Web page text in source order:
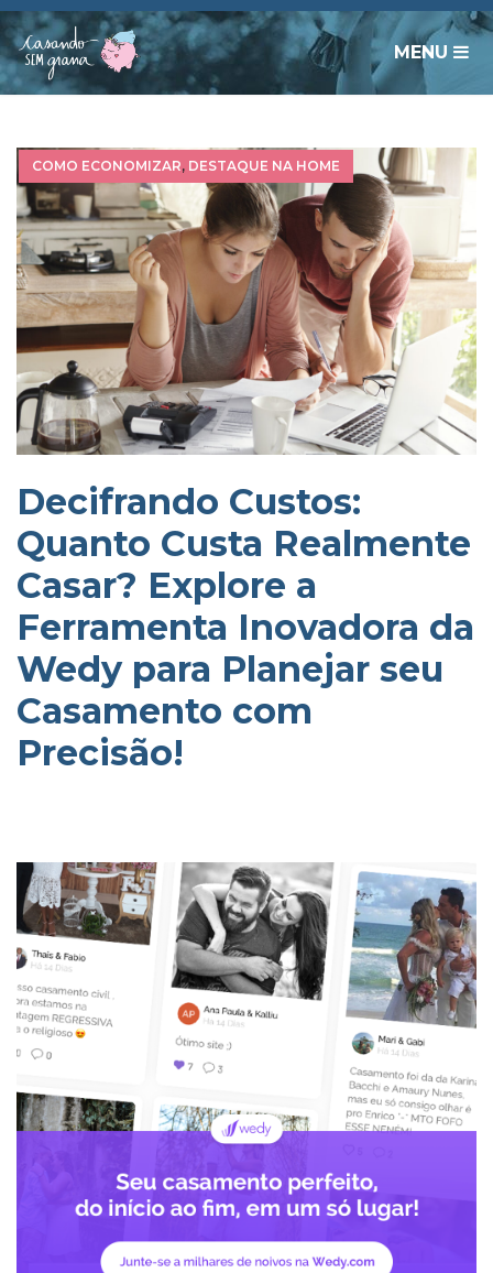
MENU
COMO ECONOMIZAR, DESTAQUE NA HOME
Decifrando Custos:
Quanto Custa Realmente
Casar? Explore a
Ferramenta Inovadora da
Wedy para Planejar seu
Casamento com
Precisão!